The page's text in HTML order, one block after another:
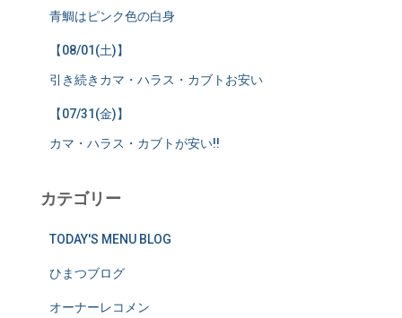
青鯛はピンク色の白身
【08/01(土)】
引き続きカマ・ハラス・カブトお安い
【07/31(金)】
カマ・ハラス・カブトが安い!!
カテゴリー
TODAY'S MENU BLOG
ひまつブログ
オーナーレコメン